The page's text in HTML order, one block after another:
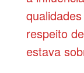
respeito
estava